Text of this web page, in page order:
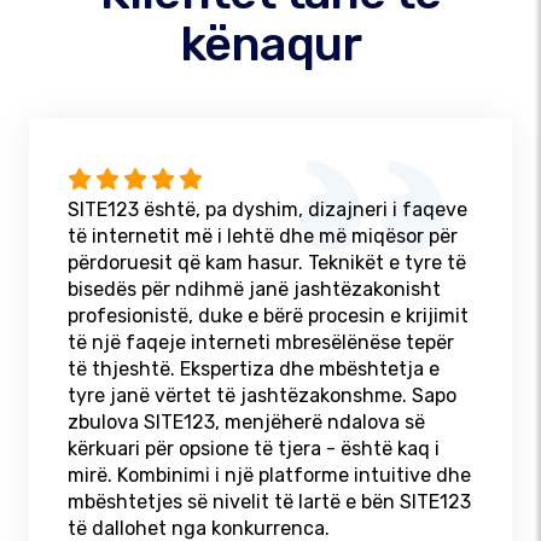
kënaqur
SITE123 është, pa dyshim, dizajneri i faqeve
të internetit më i lehtë dhe më miqësor për
përdoruesit që kam hasur. Teknikët e tyre të
bisedës për ndihmë janë jashtëzakonisht
profesionistë, duke e bërë procesin e krijimit
të një faqeje interneti mbresëlënëse tepër
të thjeshtë. Ekspertiza dhe mbështetja e
tyre janë vërtet të jashtëzakonshme. Sapo
zbulova SITE123, menjëherë ndalova së
kërkuari për opsione të tjera - është kaq i
mirë. Kombinimi i një platforme intuitive dhe
mbështetjes së nivelit të lartë e bën SITE123
të dallohet nga konkurrenca.